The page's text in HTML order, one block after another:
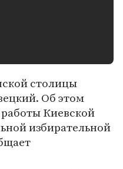
столицы
Об этом
Киевской
избирательной